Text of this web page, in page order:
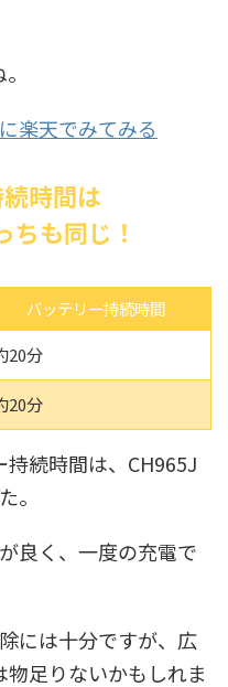
楽天でみてみる
時間は
も同じ！
バッテリー持続時間
20分
20分
続時間は、CH965J
。
良く、一度の充電で
には十分ですが、広
足りないかもしれま